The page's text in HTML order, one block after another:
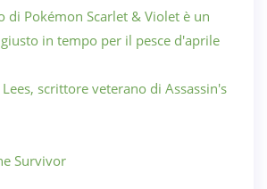
di Pokémon Scarlet & Violet è un
in tempo per il pesce d'aprile
scrittore veterano di Assassin's
Survivor